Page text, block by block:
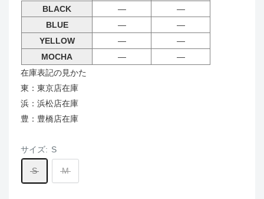
BLACK
―
―
BLUE
―
―
YELLOW
―
―
MOCHA
―
―
在庫表記の見かた
東：東京店在庫
浜：浜松店在庫
豊：豊橋店在庫
サイズ: S
S M